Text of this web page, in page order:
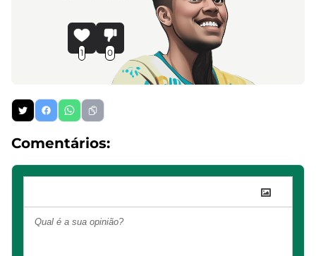
1 0
Comentários: